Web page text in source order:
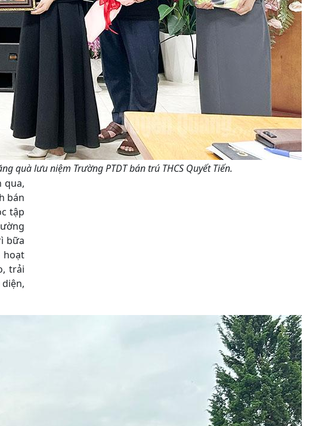
quà lưu niệm Trường PTDT bán trú THCS Quyết Tiến.
qua,
bán
tập
bữa
hoạt
trải